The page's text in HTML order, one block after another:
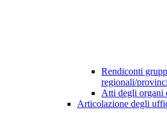
Rendiconti
regionali/
Atti degli organi
Articolazione degli